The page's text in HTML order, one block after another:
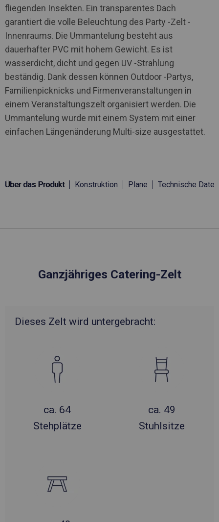
fliegenden Insekten. Ein transparentes Dach
garantiert die volle Beleuchtung des Party -Zelt -
Innenraums. Die Ummantelung besteht aus
dauerhafter PVC mit hohem Gewicht. Es ist
wasserdicht, dicht und gegen UV -Strahlung
beständig. Dank dessen können Outdoor -Partys,
Familienpicknicks und Firmenveranstaltungen in
einem Veranstaltungszelt organisiert werden. Die
Ummantelung wurde mit einem System mit einer
einfachen Längenänderung Multi-size ausgestattet.
Über das Produkt Konstruktion Plane Technische Daten
Ganzjähriges Catering-Zelt
Dieses Zelt wird untergebracht:
ca. 64
Stehplätze
ca. 49
Stuhlsitze